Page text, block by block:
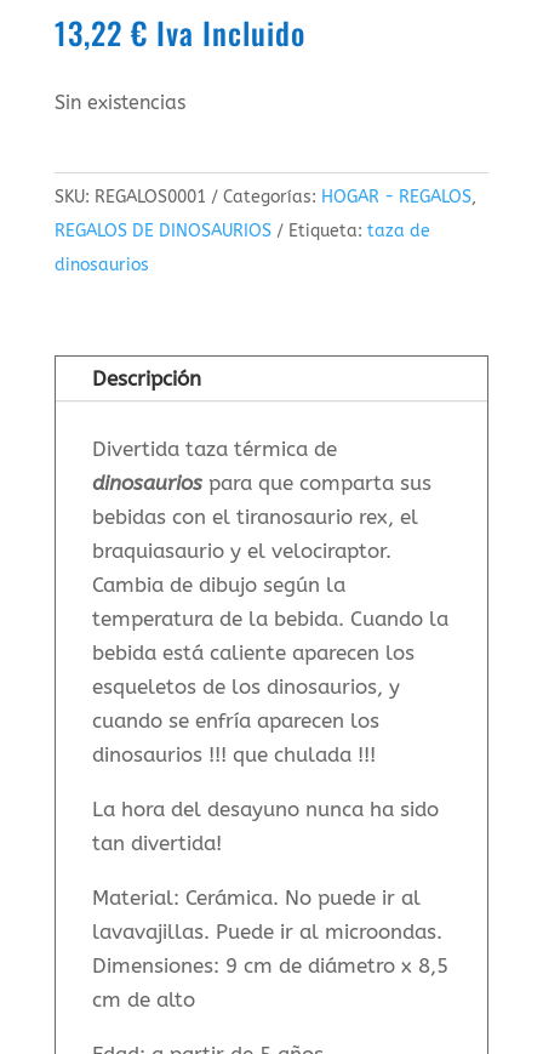
13,22 € Iva Incluido
Sin existencias
SKU: REGALOS0001 Categorías: HOGAR - REGALOS,
REGALOS DE DINOSAURIOS
Etiqueta: taza de
dinosaurios
Descripción
Divertida taza térmica de
dinosauriospara que comparta sus
bebidas con el tiranosaurio rex, el
braquiasaurio y el velociraptor.
Cambia de dibujo según la
temperatura de la bebida. Cuando la
bebida está caliente aparecen los
esqueletos de los dinosaurios, y
cuando se enfría aparecen los
dinosaurios !!! que chulada !!!
La hora del desayuno nunca ha sido
tan divertida!
Material: Cerámica. No puede ir al
lavavajillas. Puede ir al microondas.
Dimensiones: 9 cm de diámetro x 8,5
cm de alto